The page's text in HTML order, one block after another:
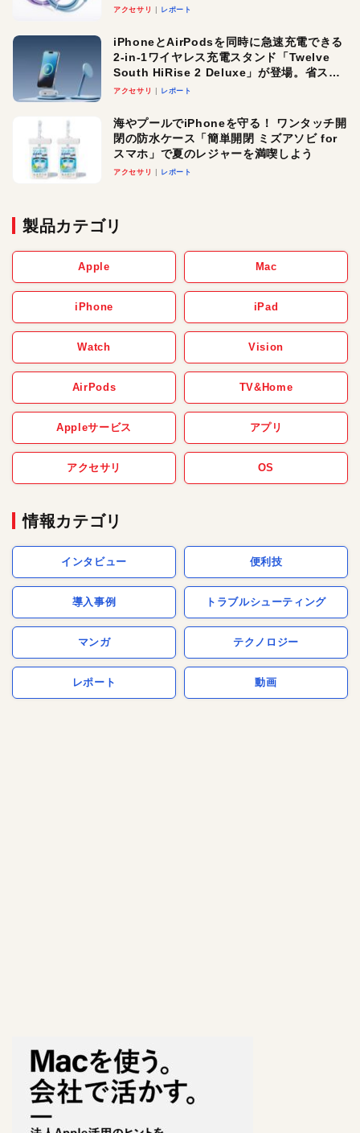
アクセサリ レポート
iPhoneとAirPodsを同時に急速充電できる
2-in-1ワイヤレス充電スタンド「Twelve
South HiRise 2 Deluxe」が登場。省スペ
ースでおしゃれに充電したい人にオスス
アクセサリ レポート
海やプールでiPhoneを守る！ ワンタッチ開
閉の防水ケース「簡単開閉 ミズアソビ for
スマホ」で夏のレジャーを満喫しよう
アクセサリ レポート
製品カテゴリ
Apple Mac
iPhone iPad
Watch Vision
AirPods TV&Home
Appleサービス アプリ
アクセサリ OS
情報カテゴリ
インタビュー 便利技
導入事例 トラブルシューティング
マンガ テクノロジー
レポート 動画